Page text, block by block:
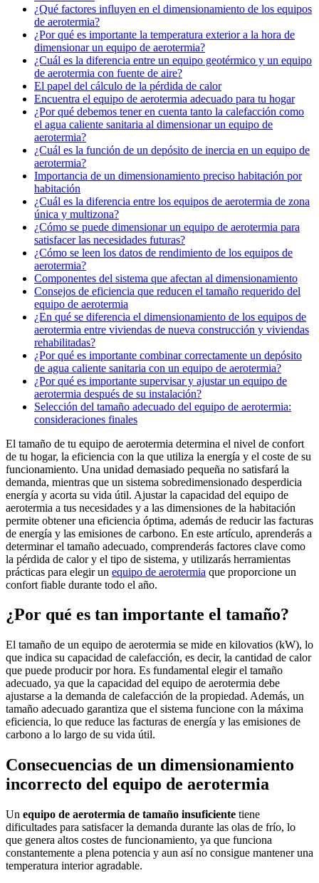
¿Qué factores influyen en el dimensionamiento de los equipos
de aerotermia?
¿Por qué es importante la temperatura exterior a la hora de
dimensionar un equipo de aerotermia?
¿Cuál es la diferencia entre un equipo geotérmico y un equipo
de aerotermia con fuente de aire?
El papel del cálculo de la pérdida de calor
Encuentra el equipo de aerotermia adecuado para tu hogar
¿Por qué debemos tener en cuenta tanto la calefacción como
el agua caliente sanitaria al dimensionar un equipo de
aerotermia?
¿Cuál es la función de un depósito de inercia en un equipo de
aerotermia?
Importancia de un dimensionamiento preciso habitación por
habitación
¿Cuál es la diferencia entre los equipos de aerotermia de zona
única y multizona?
¿Cómo se puede dimensionar un equipo de aerotermia para
satisfacer las necesidades futuras?
¿Cómo se leen los datos de rendimiento de los equipos de
aerotermia?
Componentes del sistema que afectan al dimensionamiento
Consejos de eficiencia que reducen el tamaño requerido del
equipo de aerotermia
¿En qué se diferencia el dimensionamiento de los equipos de
aerotermia entre viviendas de nueva construcción y viviendas
rehabilitadas?
¿Por qué es importante combinar correctamente un depósito
de agua caliente sanitaria con un equipo de aerotermia?
¿Por qué es importante supervisar y ajustar un equipo de
aerotermia después de su instalación?
Selección del tamaño adecuado del equipo de aerotermia:
consideraciones finales
El tamaño de tu equipo de aerotermia determina el nivel de confort
de tu hogar, la eficiencia con la que utiliza la energía y el coste de su
funcionamiento. Una unidad demasiado pequeña no satisfará la
demanda, mientras que un sistema sobredimensionado desperdicia
energía y acorta su vida útil. Ajustar la capacidad del equipo de
aerotermia a tus necesidades y a las dimensiones de la habitación
permite obtener una eficiencia óptima, además de reducir las facturas
de energía y las emisiones de carbono. En este artículo, aprenderás a
determinar el tamaño adecuado, comprenderás factores clave como
la pérdida de calor y el tipo de sistema, y utilizarás herramientas
prácticas para elegir un equipo de aerotermia que proporcione un
confort fiable durante todo el año.
¿Por qué es tan importante el tamaño?
El tamaño de un equipo de aerotermia se mide en kilovatios (kW), lo
que indica su capacidad de calefacción, es decir, la cantidad de calor
que puede producir por hora. Es fundamental elegir el tamaño
adecuado, ya que la capacidad del equipo de aerotermia debe
ajustarse a la demanda de calefacción de la propiedad. Además, un
tamaño adecuado garantiza que el sistema funcione con la máxima
eficiencia, lo que reduce las facturas de energía y las emisiones de
carbono a lo largo de su vida útil.
Consecuencias de un dimensionamiento
incorrecto del equipo de aerotermia
Un equipo de aerotermia de tamaño insuficiente tiene
dificultades para satisfacer la demanda durante las olas de frío, lo
que genera altos costes de funcionamiento, ya que funciona
constantemente a plena potencia y aun así no consigue mantener una
temperatura interior agradable.